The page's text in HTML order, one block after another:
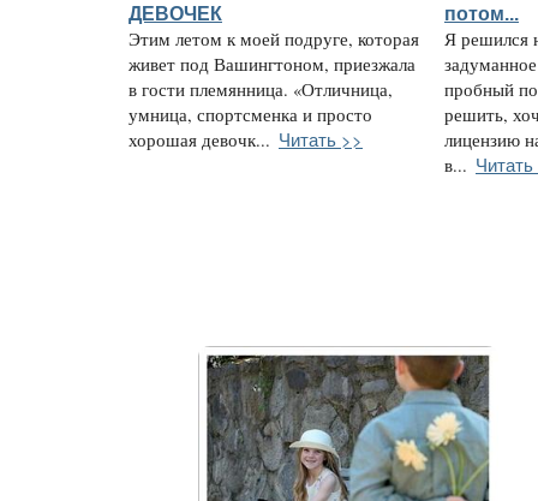
ДЕВОЧЕК
Этим летом к моей подруге, которая
живет под Вашингтоном, приезжала
в гости племянница. «Отличница,
умница, спортсменка и просто
хорошая девочк... Читать >>
потом...
Я решился
пробный
решить,
лицензию
в...